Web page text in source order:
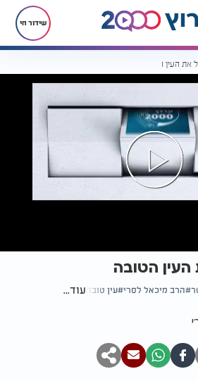
שידור חי
את העין הטובה
הטובה
הרב מיכאל לסרי עין טובה עוד...